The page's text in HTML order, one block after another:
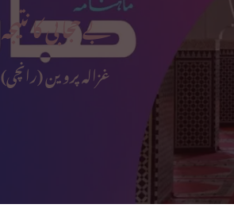
بے حجابی کا نتیجہ
غزالہ پروین (رانچی)